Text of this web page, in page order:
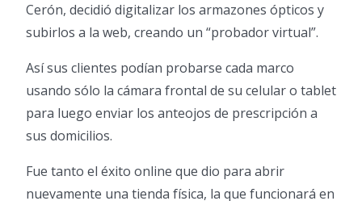
Cerón, decidió digitalizar los armazones ópticos y
subirlos a la web, creando un “probador virtual”.
Así sus clientes podían probarse cada marco
usando sólo la cámara frontal de su celular o tablet
para luego enviar los anteojos de prescripción a
sus domicilios.
Fue tanto el éxito online que dio para abrir
nuevamente una tienda física, la que funcionará en